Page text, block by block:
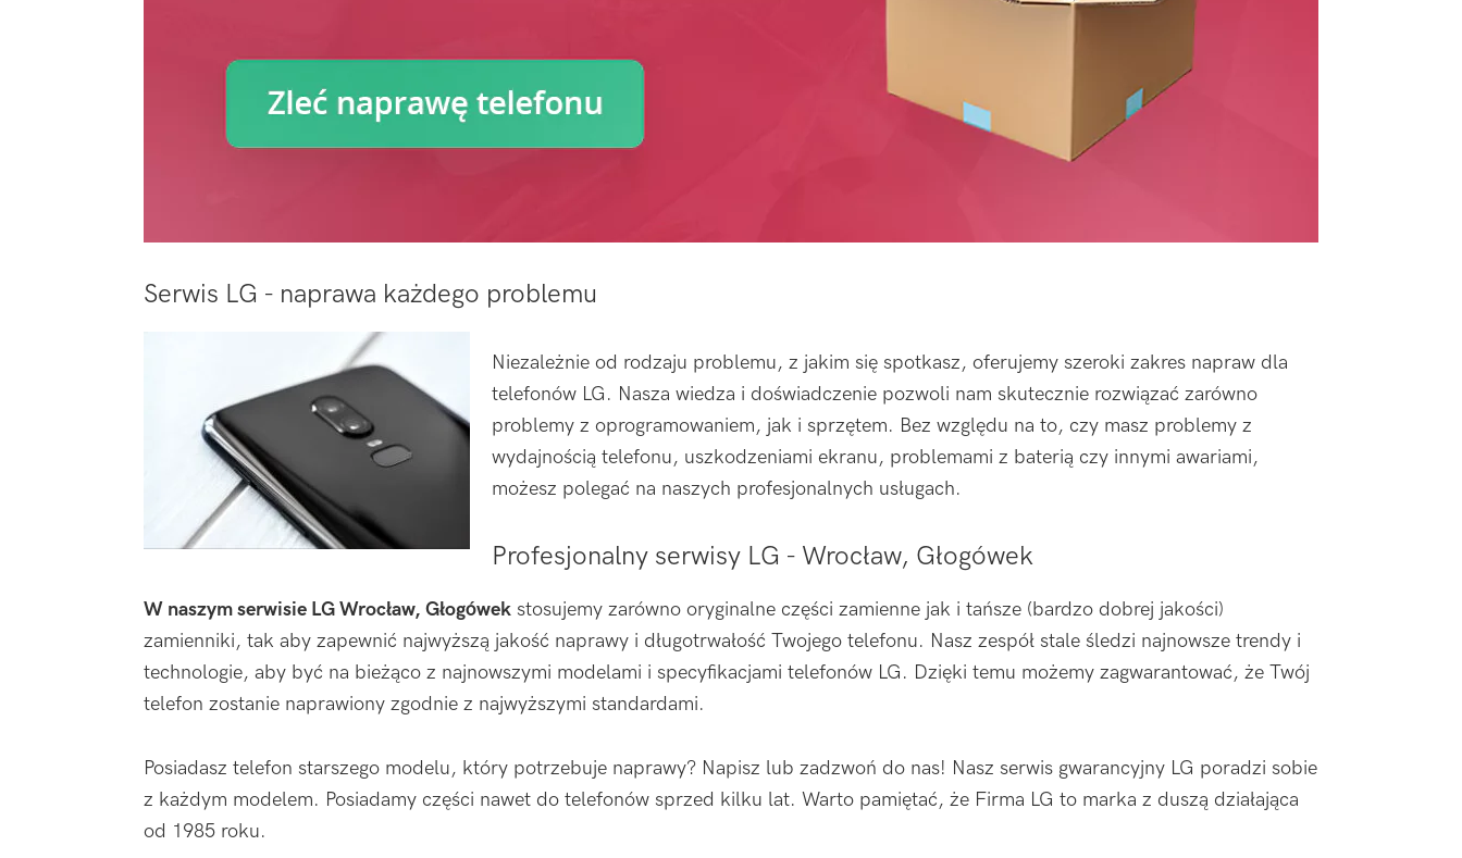
Serwis LG - naprawa każdego problemu
Niezależnie od rodzaju problemu, z jakim się spotkasz, oferujemy szeroki zakres napraw dla
telefonów LG. Nasza wiedza i doświadczenie pozwoli nam skutecznie rozwiązać zarówno
problemy z oprogramowaniem, jak i sprzętem. Bez względu na to, czy masz problemy z
wydajnością telefonu, uszkodzeniami ekranu, problemami z baterią czy innymi awariami,
możesz polegać na naszych profesjonalnych usługach.
Profesjonalny serwisy LG - Wrocław, Głogówek
W naszym serwisie LG Wrocław, Głogówek stosujemy zarówno oryginalne części zamienne jak i tańsze (bardzo dobrej jakości)
zamienniki, tak aby zapewnić najwyższą jakość naprawy i długotrwałość Twojego telefonu. Nasz zespół stale śledzi najnowsze trendy i
technologie, aby być na bieżąco z najnowszymi modelami i specyfikacjami telefonów LG. Dzięki temu możemy zagwarantować, że Twój
telefon zostanie naprawiony zgodnie z najwyższymi standardami.
Posiadasz telefon starszego modelu, który potrzebuje naprawy? Napisz lub zadzwoń do nas! Nasz serwis gwarancyjny LG poradzi sobie
z każdym modelem. Posiadamy części nawet do telefonów sprzed kilku lat. Warto pamiętać, że Firma LG to marka z duszą działająca
od 1985 roku.